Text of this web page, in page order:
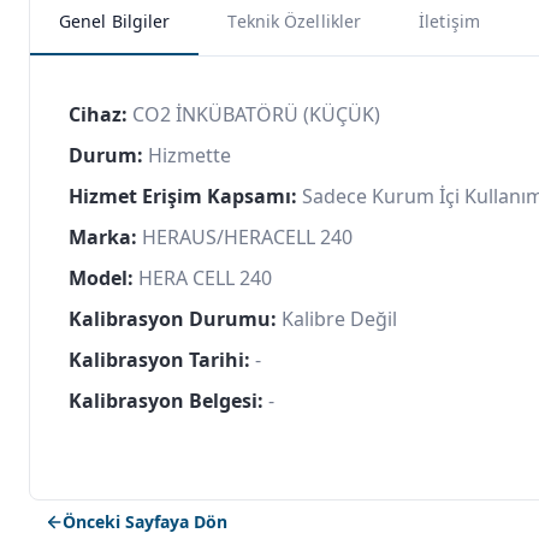
Genel Bilgiler Teknik Özellikler İletişim
Cihaz: CO2 İNKÜBATÖRÜ (KÜÇÜK)
Durum: Hizmette
Hizmet Erişim Kapsamı: Sadece Kurum İçi
Marka: HERAUS/HERACELL 240
Model: HERA CELL 240
Kalibrasyon Durumu: Kalibre Değil
Kalibrasyon Tarihi: -
Kalibrasyon Belgesi: -
Önceki Sayfaya Dön